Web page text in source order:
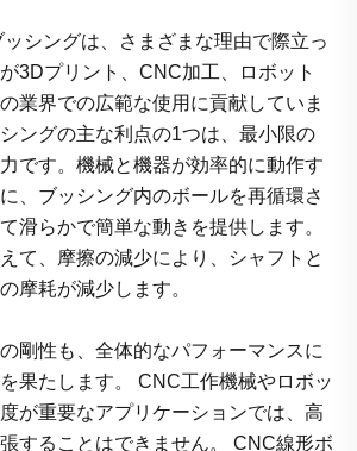
シングは、さまざまな理由で際立っ
3Dプリント、CNC加工、ロボット
業界での広範な使用に貢献していま
ングの主な利点の1つは、最小限の
です。機械と機器が効率的に動作す
、ブッシング内のボールを再循環さ
滑らかで簡単な動きを提供します。
て、摩擦の減少により、シャフトと
摩耗が減少します。
剛性も、全体的なパフォーマンスに
果たします。 CNC工作機械やロボッ
が重要なアプリケーションでは、高
することはできません。 CNC線形ボ